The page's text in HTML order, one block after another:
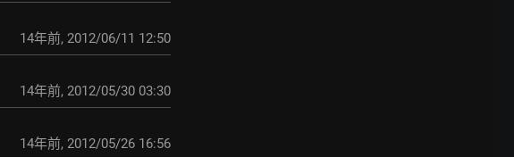
14年前, 2012/06/11 12:50
14年前, 2012/05/30 03:30
14年前, 2012/05/26 16:56